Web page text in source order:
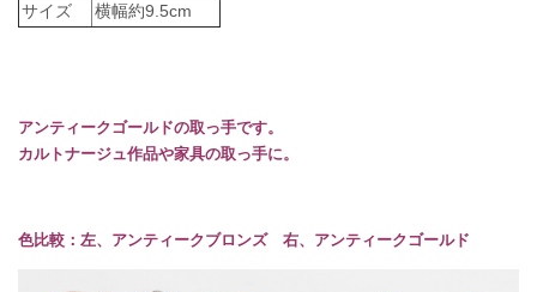
サイズ
横幅約9.5cm
アンティークゴールドの取っ手です。
カルトナージュ作品や家具の取っ手に。
色比較：左、アンティークブロンズ 右、アンティークゴールド